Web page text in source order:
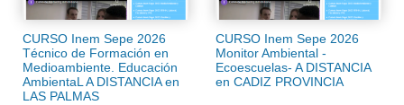
CURSO Inem Sepe 2026
Técnico de Formación en
Medioambiente. Educación
AmbientaL A DISTANCIA en
LAS PALMAS
CURSO Inem Sepe 2026
Monitor Ambiental -
Ecoescuelas- A DISTANCIA
en CADIZ PROVINCIA